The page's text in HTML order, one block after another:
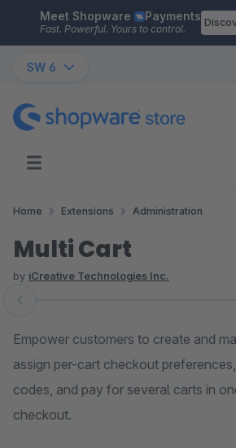
Skip to main content
Meet Shopware Payments
Fast. Powerful. Yours to control.
SW 6
Home Extensions Administration
Multi Cart
by iCreative Technologies Inc.
Skip image gallery
Empower customers to create and
assign per-cart checkout
codes, and pay for several carts in
checkout.